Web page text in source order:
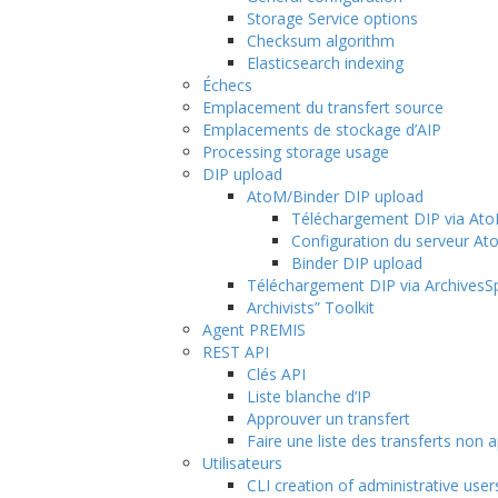
Storage Service options
Checksum algorithm
Elasticsearch indexing
Échecs
Emplacement du transfert source
Emplacements de stockage d’AIP
Processing storage usage
DIP upload
AtoM/Binder DIP upload
Téléchargement DIP via
Configuration du serveur
Binder DIP upload
Téléchargement DIP via
Archivists” Toolkit
Agent PREMIS
REST API
Clés API
Liste blanche d’IP
Approuver un transfert
Faire une liste des transferts non
Utilisateurs
CLI creation of administrative